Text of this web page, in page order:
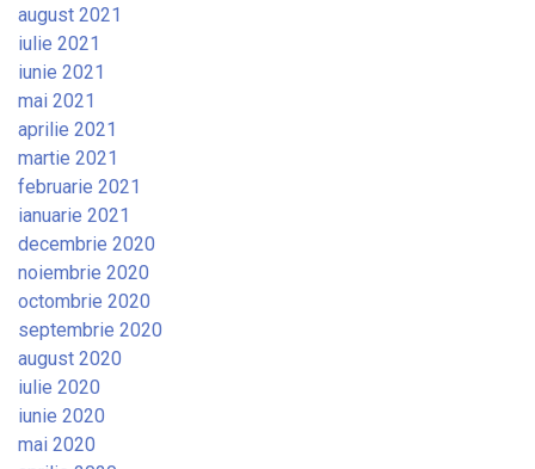
august 2021
iulie 2021
iunie 2021
mai 2021
aprilie 2021
martie 2021
februarie 2021
ianuarie 2021
decembrie 2020
noiembrie 2020
octombrie 2020
septembrie 2020
august 2020
iulie 2020
iunie 2020
mai 2020